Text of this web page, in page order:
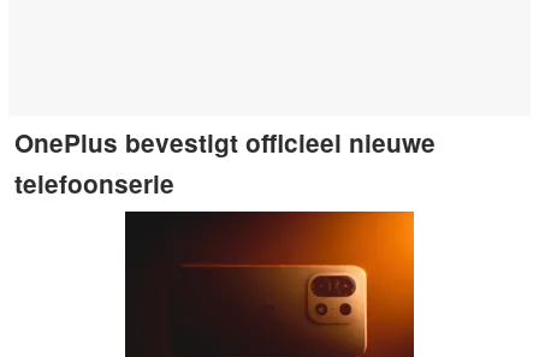
OnePlus bevestigt officieel nieuwe
telefoonserie